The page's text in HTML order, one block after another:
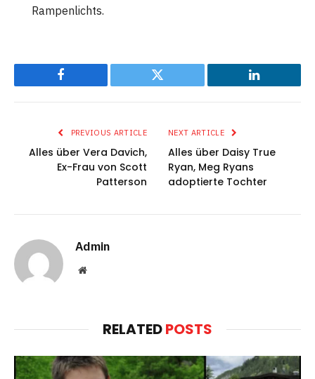
Rampenlichts.
Facebook Twitter LinkedIn
PREVIOUS ARTICLE
Alles über Vera Davich,
Ex-Frau von Scott
Patterson
NEXT ARTICLE
Alles über Daisy True
Ryan, Meg Ryans
adoptierte Tochter
Admin
Website
RELATEDPOSTS